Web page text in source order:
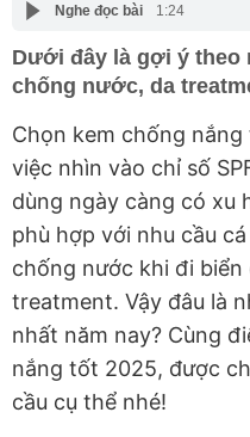
Nghe đọc bài 1:24
Dưới đây là gợi ý theo
chống nước, da
Chọn kem chống
việc nhìn vào chỉ số
dùng ngày càng có xu
phù hợp với nhu cầu
chống nước khi đi
treatment. Vậy đâu là
nhất năm nay? Cùng
nắng tốt 2025, được
cầu cụ thể nhé!